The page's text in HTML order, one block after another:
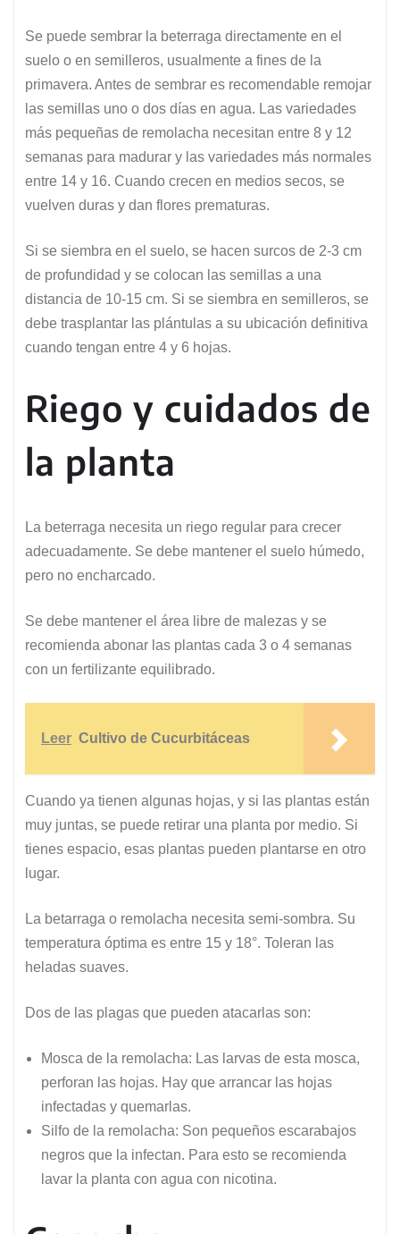
Se puede sembrar la beterraga directamente en el
suelo o en semilleros, usualmente a fines de la
primavera. Antes de sembrar es recomendable remojar
las semillas uno o dos días en agua. Las variedades
más pequeñas de remolacha necesitan entre 8 y 12
semanas para madurar y las variedades más normales
entre 14 y 16. Cuando crecen en medios secos, se
vuelven duras y dan flores prematuras.
Si se siembra en el suelo, se hacen surcos de 2-3 cm
de profundidad y se colocan las semillas a una
distancia de 10-15 cm. Si se siembra en semilleros, se
debe trasplantar las plántulas a su ubicación definitiva
cuando tengan entre 4 y 6 hojas.
Riego y cuidados de
la planta
La beterraga necesita un riego regular para crecer
adecuadamente. Se debe mantener el suelo húmedo,
pero no encharcado.
Se debe mantener el área libre de malezas y se
recomienda abonar las plantas cada 3 o 4 semanas
con un fertilizante equilibrado.
Leer Cultivo de Cucurbitáceas
Cuando ya tienen algunas hojas, y si las plantas están
muy juntas, se puede retirar una planta por medio. Si
tienes espacio, esas plantas pueden plantarse en otro
lugar.
La betarraga o remolacha necesita semi-sombra. Su
temperatura óptima es entre 15 y 18°. Toleran las
heladas suaves.
Dos de las plagas que pueden atacarlas son:
Mosca de la remolacha: Las larvas de esta mosca,
perforan las hojas. Hay que arrancar las hojas
infectadas y quemarlas.
Silfo de la remolacha: Son pequeños escarabajos
negros que la infectan. Para esto se recomienda
lavar la planta con agua con nicotina.